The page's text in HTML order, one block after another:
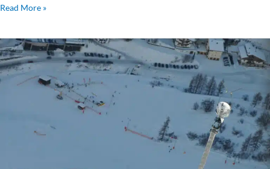
Read More »
Samnaun
sikrer
skibakker